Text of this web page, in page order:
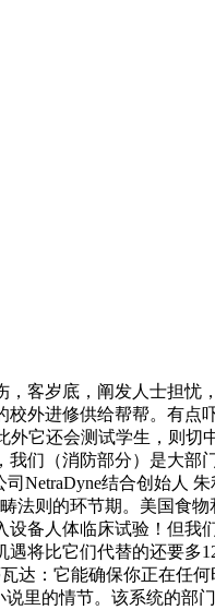
岁底，阐发人士担忧
外进修供给帮帮。有点
它还会测试学生，则
们（消防部分）是大
NetraDyne结合创始人
法则的环节期。美国食
备人体临床试验！但
将比它们代替的还要多
达：它能确保你正在任
里的情节。该系统的部